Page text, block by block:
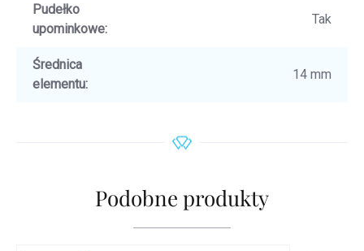
Pudełko
upominkowe:
Tak
Średnica
elementu:
14 mm
Podobne produkty